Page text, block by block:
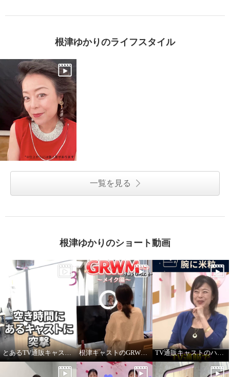
根津ゆかりのライフスタイル
一覧を見る
根津ゆかりのショート動画
とあるTV通販キャストの髪型 根津キャストのGRWM～バブルファンデ紹介します！